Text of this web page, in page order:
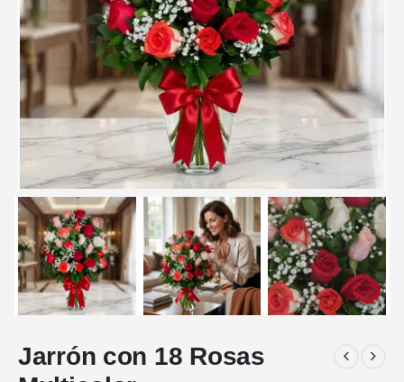
Jarrón con 18 Rosas